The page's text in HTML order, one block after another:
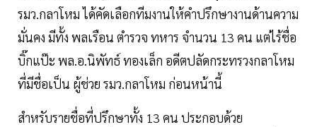
รมว.กลาโหม ได้คัดเลือกทีมงานให้คำปรึกษางานด้านความ
มั่นคง มีทั้ง พลเรือน ตำรวจ ทหาร จำนวน 13 คน แต่ไร้ชื่อ
บิ๊กแป๊ะ พล.อ.นิพัทธ์ ทองเล็ก อดีตปลัดกระทรวงกลาโหม
ที่มีชื่อเป็น ผู้ช่วย รมว.กลาโหม ก่อนหน้านี้
สำหรับรายชื่อที่ปรึกษาทั้ง 13 คน ประกอบด้วย